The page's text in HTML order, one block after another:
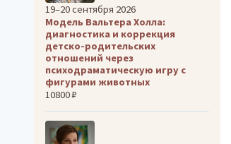
19–20 сентября 2026
Модель Вальтера Холла:
диагностика и коррекция
детско-родительских
отношений через
психодраматическую игру с
фигурами животных
10800 ₽